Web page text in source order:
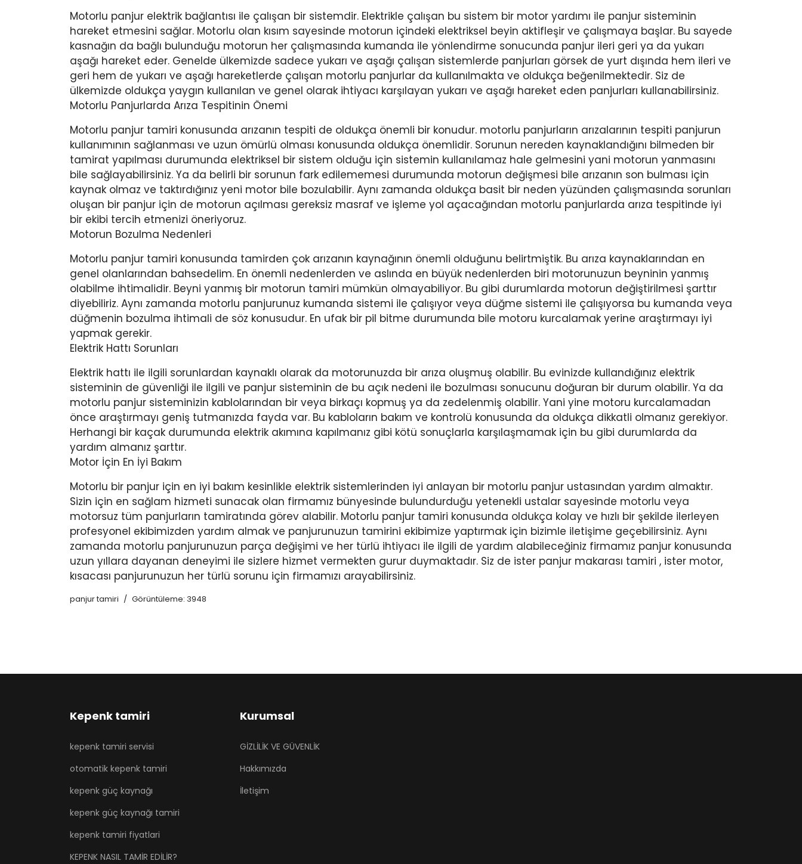
Motorlu panjur elektrik bağlantısı ile çalışan bir sistemdir. Elektrikle çalışan bu sistem bir motor yardımı ile panjur sisteminin
hareket etmesini sağlar. Motorlu olan kısım sayesinde motorun içindeki elektriksel beyin aktifleşir ve çalışmaya başlar. Bu sayede
kasnağın da bağlı bulunduğu motorun her çalışmasında kumanda ile yönlendirme sonucunda panjur ileri geri ya da yukarı
aşağı hareket eder. Genelde ülkemizde sadece yukarı ve aşağı çalışan sistemlerde panjurları görsek de yurt dışında hem ileri ve
geri hem de yukarı ve aşağı hareketlerde çalışan motorlu panjurlar da kullanılmakta ve oldukça beğenilmektedir. Siz de
ülkemizde oldukça yaygın kullanılan ve genel olarak ihtiyacı karşılayan yukarı ve aşağı hareket eden panjurları kullanabilirsiniz.
Motorlu Panjurlarda Arıza Tespitinin Önemi
Motorlu panjur tamiri konusunda arızanın tespiti de oldukça önemli bir konudur. motorlu panjurların arızalarının tespiti panjurun
kullanımının sağlanması ve uzun ömürlü olması konusunda oldukça önemlidir. Sorunun nereden kaynaklandığını bilmeden bir
tamirat yapılması durumunda elektriksel bir sistem olduğu için sistemin kullanılamaz hale gelmesini yani motorun yanmasını
bile sağlayabilirsiniz. Ya da belirli bir sorunun fark edilememesi durumunda motorun değişmesi bile arızanın son bulması için
kaynak olmaz ve taktırdığınız yeni motor bile bozulabilir. Aynı zamanda oldukça basit bir neden yüzünden çalışmasında sorunları
oluşan bir panjur için de motorun açılması gereksiz masraf ve işleme yol açacağından motorlu panjurlarda arıza tespitinde iyi
bir ekibi tercih etmenizi öneriyoruz.
Motorun Bozulma Nedenleri
Motorlu panjur tamiri konusunda tamirden çok arızanın kaynağının önemli olduğunu belirtmiştik. Bu arıza kaynaklarından en
genel olanlarından bahsedelim. En önemli nedenlerden ve aslında en büyük nedenlerden biri motorunuzun beyninin yanmış
olabilme ihtimalidir. Beyni yanmış bir motorun tamiri mümkün olmayabiliyor. Bu gibi durumlarda motorun değiştirilmesi şarttır
diyebiliriz. Aynı zamanda motorlu panjurunuz kumanda sistemi ile çalışıyor veya düğme sistemi ile çalışıyorsa bu kumanda veya
düğmenin bozulma ihtimali de söz konusudur. En ufak bir pil bitme durumunda bile motoru kurcalamak yerine araştırmayı iyi
yapmak gerekir.
Elektrik Hattı Sorunları
Elektrik hattı ile ilgili sorunlardan kaynaklı olarak da motorunuzda bir arıza oluşmuş olabilir. Bu evinizde kullandığınız elektrik
sisteminin de güvenliği ile ilgili ve panjur sisteminin de bu açık nedeni ile bozulması sonucunu doğuran bir durum olabilir. Ya da
motorlu panjur sisteminizin kablolarından bir veya birkaçı kopmuş ya da zedelenmiş olabilir. Yani yine motoru kurcalamadan
önce araştırmayı geniş tutmanızda fayda var. Bu kabloların bakım ve kontrolü konusunda da oldukça dikkatli olmanız gerekiyor.
Herhangi bir kaçak durumunda elektrik akımına kapılmanız gibi kötü sonuçlarla karşılaşmamak için bu gibi durumlarda da
yardım almanız şarttır.
Motor İçin En İyi Bakım
Motorlu bir panjur için en iyi bakım kesinlikle elektrik sistemlerinden iyi anlayan bir motorlu panjur ustasından yardım almaktır.
Sizin için en sağlam hizmeti sunacak olan firmamız bünyesinde bulundurduğu yetenekli ustalar sayesinde motorlu veya
motorsuz tüm panjurların tamiratında görev alabilir. Motorlu panjur tamiri konusunda oldukça kolay ve hızlı bir şekilde ilerleyen
profesyonel ekibimizden yardım almak ve panjurunuzun tamirini ekibimize yaptırmak için bizimle iletişime geçebilirsiniz. Aynı
zamanda motorlu panjurunuzun parça değişimi ve her türlü ihtiyacı ile ilgili de yardım alabileceğiniz firmamız panjur konusunda
uzun yıllara dayanan deneyimi ile sizlere hizmet vermekten gurur duymaktadır. Siz de ister panjur makarası tamiri , ister motor,
kısacası panjurunuzun her türlü sorunu için firmamızı arayabilirsiniz.
panjur tamiri Görüntüleme: 3948
Kepenk tamiri
kepenk tamiri servisi
otomatik kepenk tamiri
kepenk güç kaynağı
kepenk güç kaynağı tamiri
kepenk tamiri fiyatlari
KEPENK NASIL TAMİR EDİLİR?
Kurumsal
GİZLİLİK VE GÜVENLİK
Hakkımızda
İletişim